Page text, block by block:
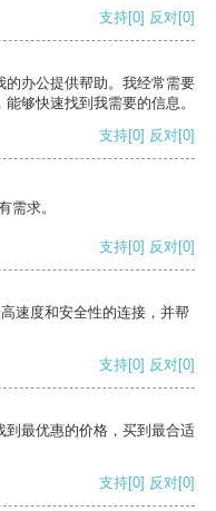
支持[0] 反对[0]
的办公提供帮助。我经常需要
够快速找到我需要的信息。
支持[0] 反对[0]
需求。
支持[0] 反对[0]
速度和安全性的连接，并帮
支持[0] 反对[0]
到最优惠的价格，买到最合适
支持[0] 反对[0]